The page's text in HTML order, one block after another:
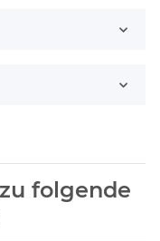
folgende